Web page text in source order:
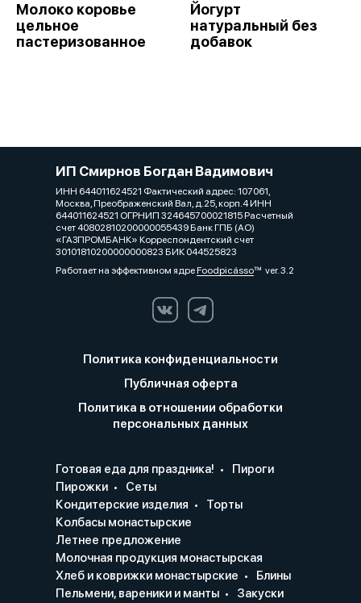
Молоко коровье
цельное
пастеризованное
Йогурт
натуральный без
добавок
ИП Смирнов Богдан Вадимович
ИНН 644011624521 Фактический адрес: 107061,
Москва, Преображенский Вал, д.25, корп.4 ИНН
644011624521 ОГРНИП 324645700021815 Расчетный
счет 40802810200000055439 Банк ГПБ (АО)
«ГАЗПРОМБАНК» Корреспондентский счет
30101810200000000823 БИК 044525823
Работает на эффективном ядреFoodpicássover. 3.2
Политика конфиденциальности
Публичная оферта
Политика в отношении обработки
персональных данных
Готовая еда для праздника!
Пироги
Пирожки
Сеты
Кондитерские изделия
Торты
Колбасы монастырские
Летнее предложение
Молочная продукция монастырская
Хлеб и коврижки монастырские
Блины
Пельмени, вареники и манты
Закуски